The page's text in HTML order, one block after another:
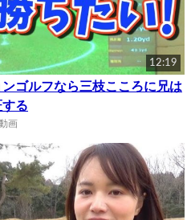
12:19
ゴルフなら三枝こころに兄は
る
画